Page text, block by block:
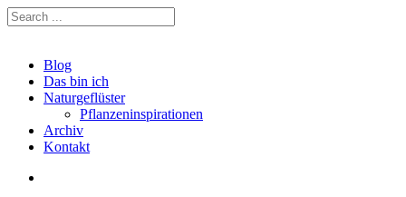
Blog
Das bin ich
Naturgeflüster
Pflanzeninspirationen
Archiv
Kontakt